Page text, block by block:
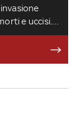
e uccisi.